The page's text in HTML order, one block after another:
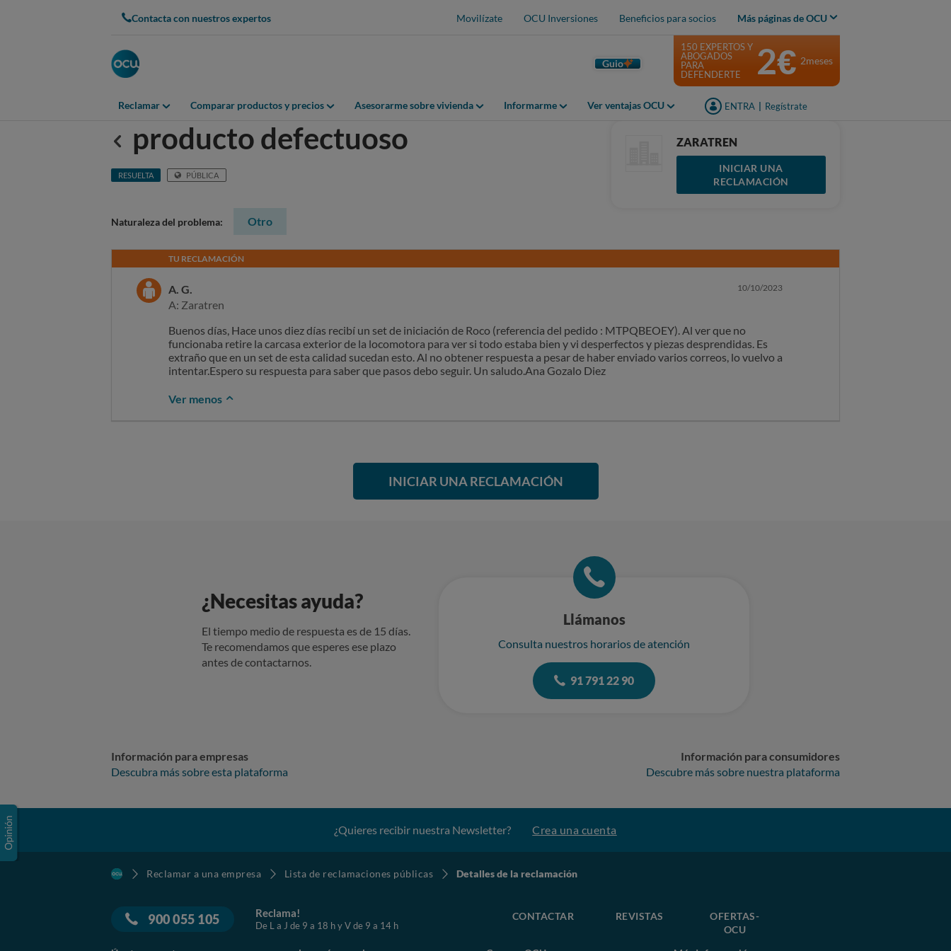
Contacta con nuestros expertos Movilízate OCU Inversiones Beneficios para socios Más páginas de OCU
Guio
Reclamar Comparar productos y precios Asesorarme sobre vivienda Informarme Ver ventajas OCU ENTRA Regístrate
150 EXPERTOS Y
ABOGADOS
PARA
DEFENDERTE
2€ 2meses
Anterior
producto defectuoso
RESUELTA PÚBLICA
ZARATREN
INICIAR UNA
RECLAMACIÓN
Naturaleza del problema: Otro
TU RECLAMACIÓN
A. G.
A: Zaratren
10/10/2023
Buenos días, Hace unos diez días recibí un set de iniciación de Roco (referencia del pedido : MTPQBEOEY). Al ver que no
funcionaba retire la carcasa exterior de la locomotora para ver si todo estaba bien y vi desperfectos y piezas desprendidas. Es
extraño que en un set de esta calidad sucedan esto. Al no obtener respuesta a pesar de haber enviado varios correos, lo vuelvo a
intentar.Espero su respuesta para saber que pasos debo seguir. Un saludo.Ana Gozalo Diez
Ver menos
INICIAR UNA RECLAMACIÓN
¿Necesitas ayuda?
El tiempo medio de respuesta es de 15 días.
Te recomendamos que esperes ese plazo
antes de contactarnos.
Llámanos
Consulta nuestros horarios de atención
91 791 22 90
Información para empresas
Descubra más sobre esta plataforma
Información para consumidores
Descubre más sobre nuestra plataforma
¿Quieres recibir nuestra Newsletter? Crea una cuenta
Reclamar a una empresa Lista de reclamaciones públicas Detalles de la reclamación
900 055 105 Reclama!
De L a J de 9 a 18 h y V de 9 a 14 h
CONTACTAR REVISTAS
OFERTAS-
OCU